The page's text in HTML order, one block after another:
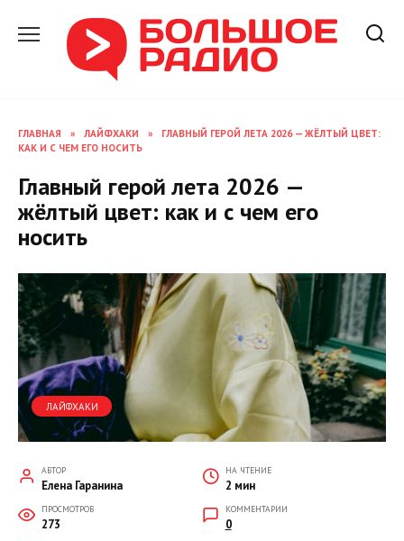
содержанию
ГЛАВНАЯ » ЛАЙФХАКИ »
ГЛАВНЫЙ ГЕРОЙ ЛЕТА 2026 — ЖЁЛТЫЙ ЦВЕТ:
КАК И С ЧЕМ ЕГО НОСИТЬ
Главный герой лета 2026 —
жёлтый цвет: как и с чем его
носить
ЛАЙФХАКИ
АВТОР
Елена Гаранина
НА ЧТЕНИЕ
2 мин
ПРОСМОТРОВ
273
КОММЕНТАРИИ
0